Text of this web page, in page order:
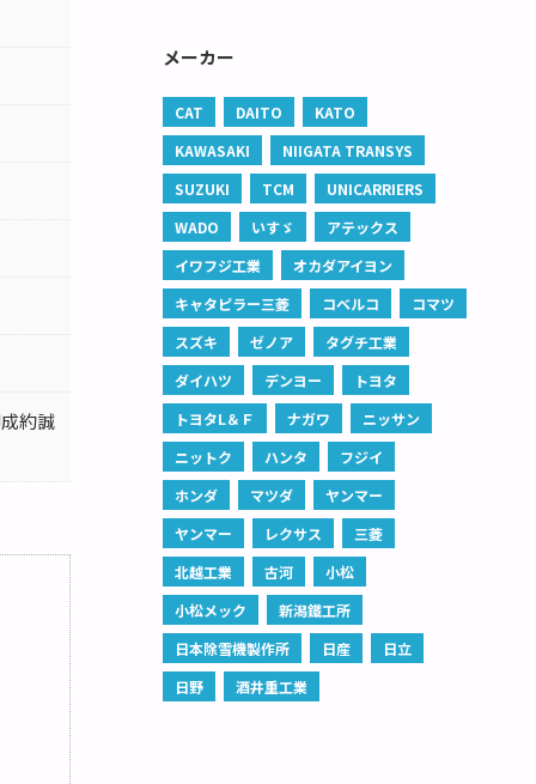
約誠
メーカー
CAT DAITO
KATO
KAWASAKI
NIIGATA TRANSYS
SUZUKI
TCM
UNICARRIERS
WADO
いすゞ
アテックス
イワフジ工業
オカダアイヨン
キャタピラー三菱
コベルコ
コマツ
スズキ
ゼノア
タグチ工業
ダイハツ
デンヨー
トヨタ
トヨタL＆Ｆ
ナガワ
ニッサン
ニットク
ハンタ
フジイ
ホンダ
マツダ
ヤンマー
ヤンマー
レクサス
三菱
北越工業
古河
小松
小松メック
新潟鐵工所
日本除雪機製作所
日産
日立
日野
酒井重工業